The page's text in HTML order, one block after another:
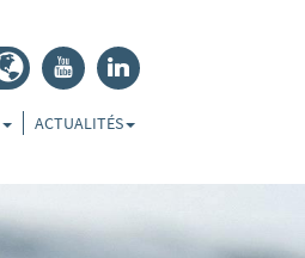
j
r
ACTUALITÉS